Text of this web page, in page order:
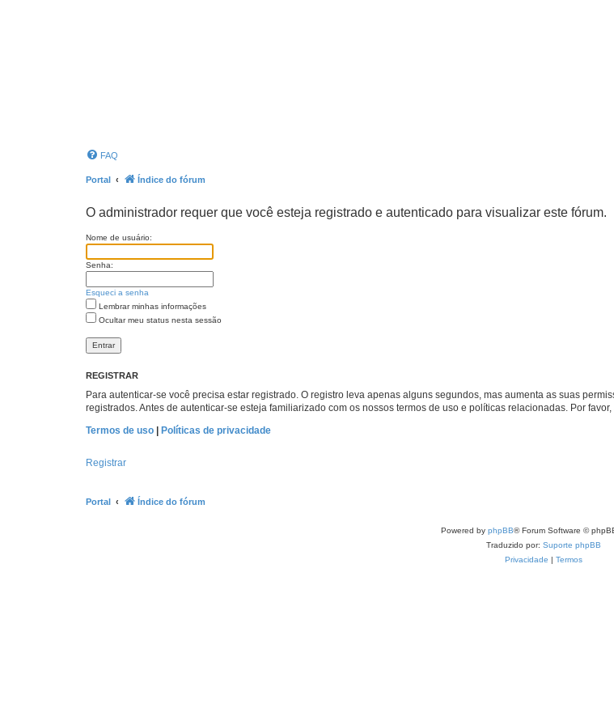
FAQ
Portal Índice do fórum
O administrador requer que você esteja registrado e autenticado para visualizar este fórum.
Nome de usuário:
Senha:
Esqueci a senha
Lembrar minhas informações
Ocultar meu status nesta sessão
REGISTRAR
Para autenticar-se você precisa estar registrado. O registro leva apenas alguns segundos, mas aumenta as suas
registrados. Antes de autenticar-se esteja familiarizado com os nossos termos de uso e políticas relacionadas. Por
Termos de uso | Políticas de privacidade
Registrar
Portal Índice do fórum
Powered by phpBB® Forum Software ©
Traduzido por: Suporte phpBB
Privacidade | Termos